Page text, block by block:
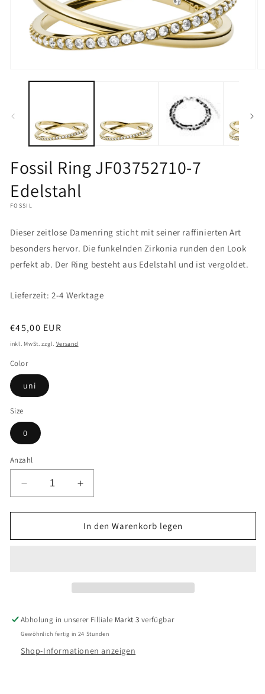
Fossil Ring JF03752710-7
Edelstahl
FOSSIL
Dieser zeitlose Damenring sticht mit seiner raffinierten Art
besonders hervor. Die funkelnden Zirkonia runden den Look
perfekt ab. Der Ring besteht aus Edelstahl und ist vergoldet.
Lieferzeit: 2-4 Werktage
Normaler
Preis
€45,00 EUR
inkl. MwSt. zzgl. Versand
Color
uni
Size
0
Anzahl
Verringere
die
Menge
Fossil
Erhöhe
die
Menge
für
Fossil
In den Warenkorb legen
Abholung in unserer Filliale Markt 3 verfügbar
Gewöhnlich fertig in 24 Stunden
Shop-Informationen anzeigen